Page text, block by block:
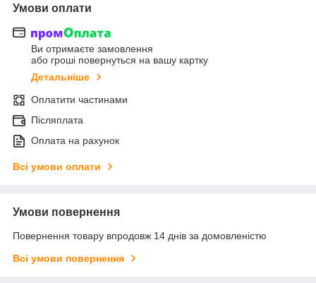
Умови оплати
Ви отримаєте замовлення
або гроші повернуться на вашу картку
Детальніше
Оплатити частинами
Післяплата
Оплата на рахунок
Всі умови оплати
Умови повернення
Повернення товару впродовж 14 днів за домовленістю
Всі умови повернення